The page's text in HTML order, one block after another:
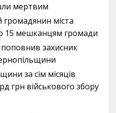
мертвим
міста
15 мешканцям громади
захисник
за сім місяців
грн військового збору